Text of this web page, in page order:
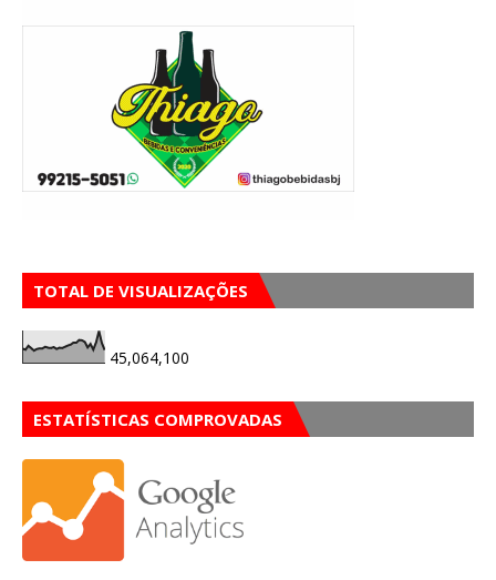
TOTAL DE VISUALIZAÇÕES
45,064,100
ESTATÍSTICAS COMPROVADAS